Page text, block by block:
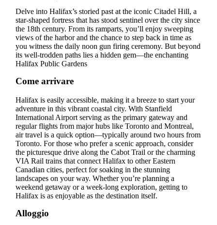
Delve into Halifax’s storied past at the iconic Citadel Hill, a
star-shaped fortress that has stood sentinel over the city since
the 18th century. From its ramparts, you’ll enjoy sweeping
views of the harbor and the chance to step back in time as
you witness the daily noon gun firing ceremony. But beyond
its well-trodden paths lies a hidden gem—the enchanting
Halifax Public Gardens
Come arrivare
Halifax is easily accessible, making it a breeze to start your
adventure in this vibrant coastal city. With Stanfield
International Airport serving as the primary gateway and
regular flights from major hubs like Toronto and Montreal,
air travel is a quick option—typically around two hours from
Toronto. For those who prefer a scenic approach, consider
the picturesque drive along the Cabot Trail or the charming
VIA Rail trains that connect Halifax to other Eastern
Canadian cities, perfect for soaking in the stunning
landscapes on your way. Whether you’re planning a
weekend getaway or a week-long exploration, getting to
Halifax is as enjoyable as the destination itself.
Alloggio